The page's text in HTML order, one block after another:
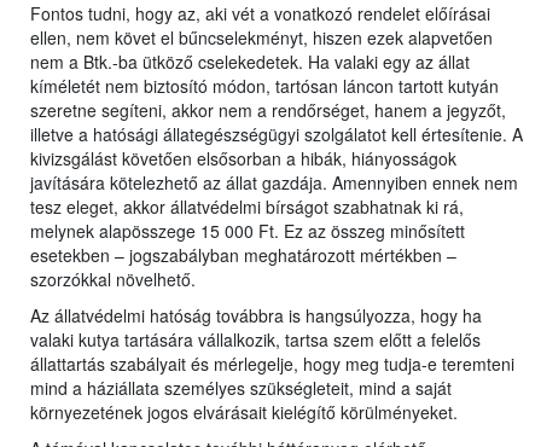
Fontos tudni, hogy az, aki vét a vonatkozó rendelet előírásai
ellen, nem követ el bűncselekményt, hiszen ezek alapvetően
nem a Btk.-ba ütköző cselekedetek. Ha valaki egy az állat
kíméletét nem biztosító módon, tartósan láncon tartott kutyán
szeretne segíteni, akkor nem a rendőrséget, hanem a jegyzőt,
illetve a hatósági állategészségügyi szolgálatot kell értesítenie. A
kivizsgálást követően elsősorban a hibák, hiányosságok
javítására kötelezhető az állat gazdája. Amennyiben ennek nem
tesz eleget, akkor állatvédelmi bírságot szabhatnak ki rá,
melynek alapösszege 15 000 Ft. Ez az összeg minősített
esetekben – jogszabályban meghatározott mértékben –
szorzókkal növelhető.
Az állatvédelmi hatóság továbbra is hangsúlyozza, hogy ha
valaki kutya tartására vállalkozik, tartsa szem előtt a felelős
állattartás szabályait és mérlegelje, hogy meg tudja-e teremteni
mind a háziállata személyes szükségleteit, mind a saját
környezetének jogos elvárásait kielégítő körülményeket.